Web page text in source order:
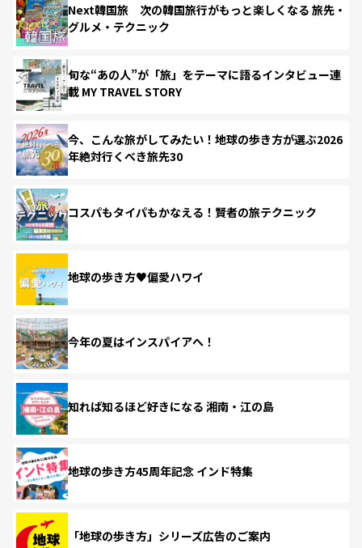
Next韓国旅 次の韓国旅行がもっと楽しくなる 旅先・
グルメ・テクニック
旬な“あの人”が「旅」をテーマに語るインタビュー連
載 MY TRAVEL STORY
今、こんな旅がしてみたい！地球の歩き方が選ぶ2026
年絶対行くべき旅先30
コスパもタイパもかなえる！賢者の旅テクニック
地球の歩き方♥偏愛ハワイ
今年の夏はインスパイアへ！
知れば知るほど好きになる 湘南・江の島
地球の歩き方45周年記念 インド特集
「地球の歩き方」シリーズ広告のご案内